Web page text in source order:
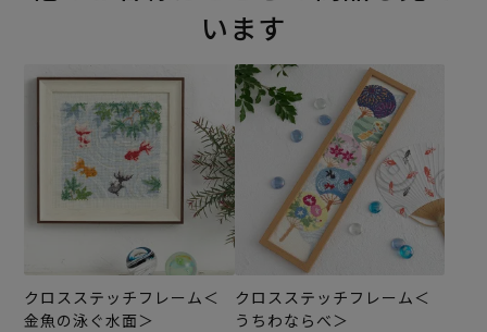
います
クロスステッチフレーム＜
金魚の泳ぐ水面＞
クロスステッチフレーム＜
うちわならべ＞